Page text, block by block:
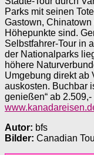
Parks mit seinen
Gastown,
Höhepunkte sind.
Selbstfahrer-Tour in
der Nationalparks
höhere
Umgebung direkt ab
auskosten. Buchbar
genießen“ ab
Autor: bfs
Bilder: Canadian